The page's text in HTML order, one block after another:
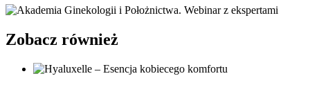
Zobacz również